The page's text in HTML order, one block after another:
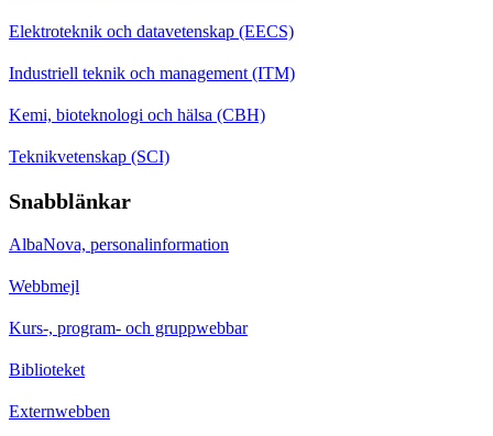
Elektroteknik och datavetenskap (EECS)
Industriell teknik och management (ITM)
Kemi, bioteknologi och hälsa (CBH)
Teknikvetenskap (SCI)
Snabblänkar
AlbaNova, personalinformation
Webbmejl
Kurs-, program- och gruppwebbar
Biblioteket
Externwebben